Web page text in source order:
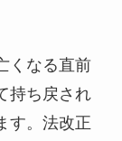
くなる直前
持ち戻され
す。法改正